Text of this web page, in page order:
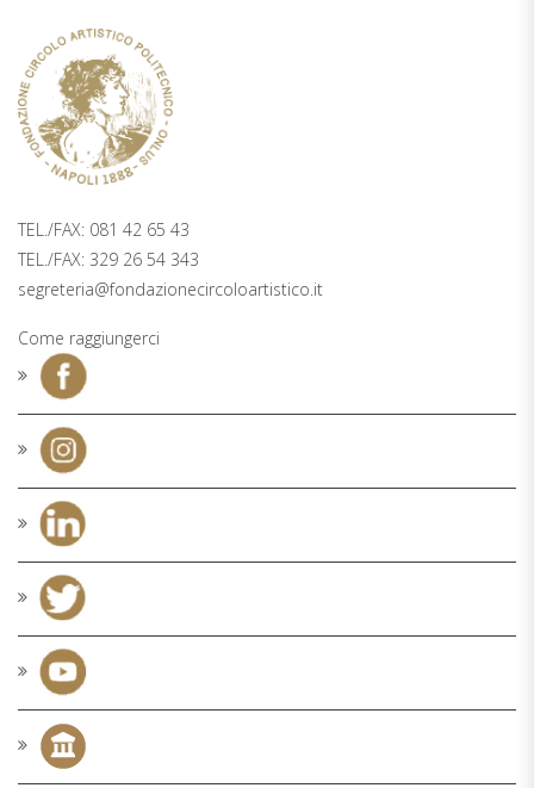
TEL./FAX: 081 42 65 43
TEL./FAX: 329 26 54 343
segreteria@fondazionecircoloartistico.it
Come raggiungerci